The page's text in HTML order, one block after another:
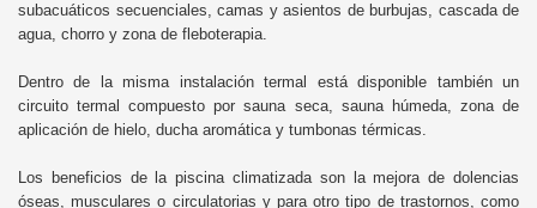
subacuáticos secuenciales, camas y asientos de burbujas, cascada de
agua, chorro y zona de fleboterapia.
Dentro de la misma instalación termal está disponible también un
circuito termal compuesto por sauna seca, sauna húmeda, zona de
aplicación de hielo, ducha aromática y tumbonas térmicas.
Los beneficios de la piscina climatizada son la mejora de dolencias
óseas, musculares o circulatorias y para otro tipo de trastornos, como